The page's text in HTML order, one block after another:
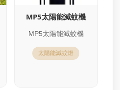
MP5太陽能滅蚊機
MP5太陽能滅蚊機
太陽能滅蚊燈